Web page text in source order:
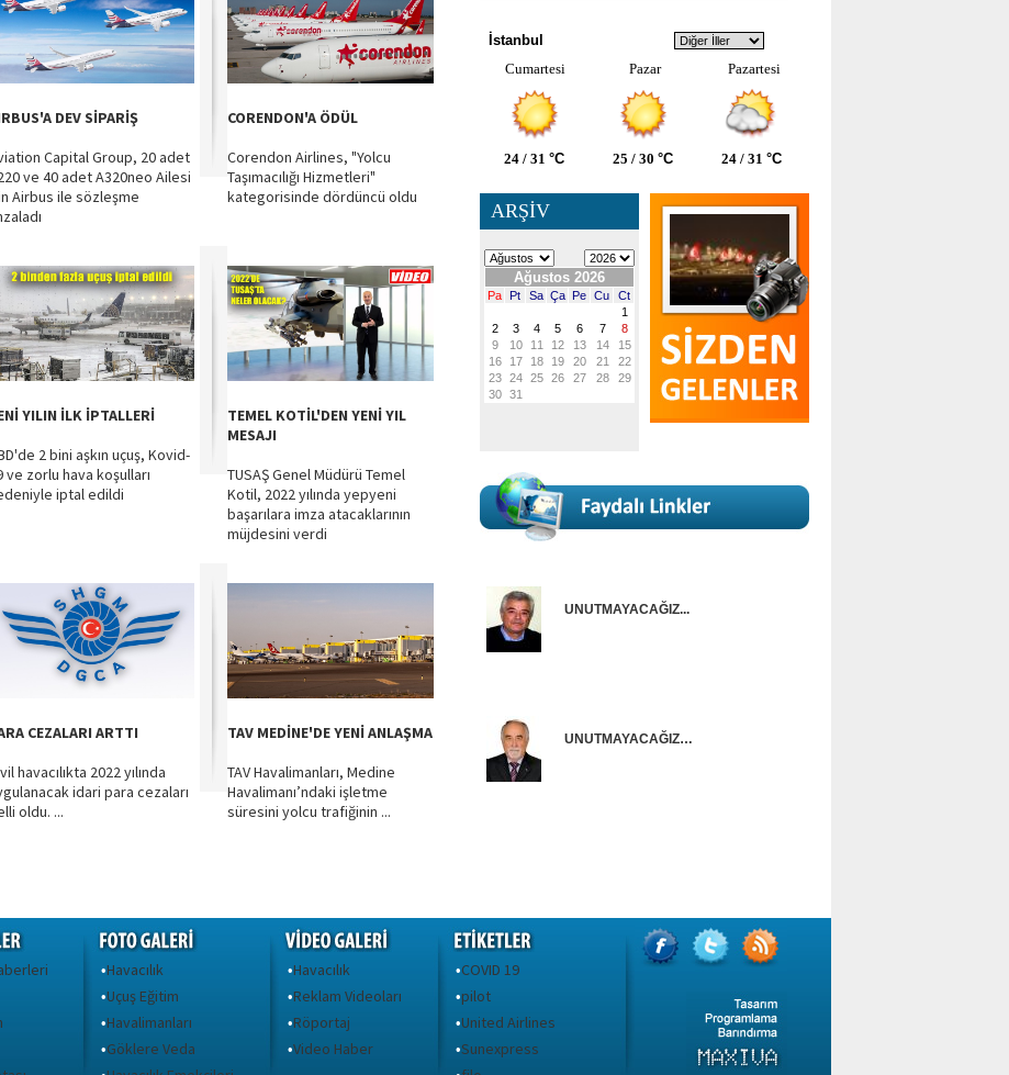
DEV SİPARİŞ
Capital Group, 20 adet
ve 40 adet A320neo Ailesi
Airbus ile sözleşme
CORENDON'A ÖDÜL
Corendon Airlines, "Yolcu
Taşımacılığı Hizmetleri"
kategorisinde dördüncü oldu
YILIN İLK İPTALLERİ
2 bini aşkın uçuş, Kovid-
ve zorlu hava koşulları
iptal edildi
TEMEL KOTİL'DEN YENİ YIL
MESAJI
TUSAŞ Genel Müdürü Temel
Kotil, 2022 yılında yepyeni
başarılara imza atacaklarının
müjdesini verdi
CEZALARI ARTTI
havacılıkta 2022 yılında
idari para cezaları
oldu. ...
TAV MEDİNE'DE YENİ ANLAŞMA
TAV Havalimanları, Medine
Havalimanı’ndaki işletme
süresini yolcu trafiğinin ...
İstanbul
Cumartesi
Pazar Pazartesi
24 / 31 °C 25 / 30 °C 24 / 31 °C
ARŞİV
UNUTMAYACAĞIZ...
UNUTMAYACAĞIZ…
•Havacılık
•Uçuş Eğitim
•Havalimanları
•Göklere Veda
•Havacılık
•Reklam Videoları
•Röportaj
•Video Haber
•COVID 19
•pilot
•United Airlines
•Sunexpress